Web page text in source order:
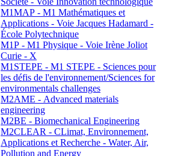
M1MAP - M1 Mathématiques et
Applications - Voie Jacques Hadamard -
École Polytechnique
M1P - M1 Physique - Voie Irène Joliot
Curie - X
M1STEPE - M1 STEPE - Sciences pour
les défis de l'environnement/Sciences for
environmentals challenges
M2AME - Advanced materials
engineering
M2BE - Biomechanical Engineering
M2CLEAR - CLimat, Environnement,
Applications et Recherche - Water, Air,
Pollution and Energy